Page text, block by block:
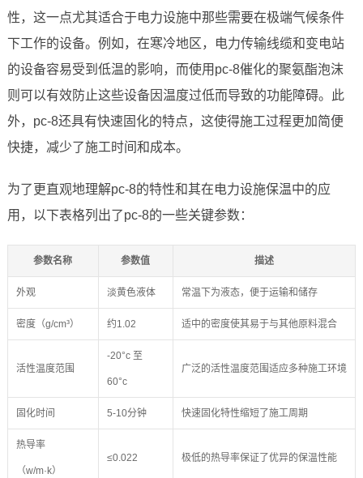
性，这一点尤其适合于电力设施中那些需要在极端气候条件
下工作的设备。例如，在寒冷地区，电力传输线缆和变电站
的设备容易受到低温的影响，而使用pc-8催化的聚氨酯泡沫
则可以有效防止这些设备因温度过低而导致的功能障碍。此
外，pc-8还具有快速固化的特点，这使得施工过程更加简便
快捷，减少了施工时间和成本。
为了更直观地理解pc-8的特性和其在电力设施保温中的应
用，以下表格列出了pc-8的一些关键参数：
参数名称 参数值 描述
外观 淡黄色液体 常温下为液态，便于运输和储存
密度（g/cm³） 约1.02 适中的密度使其易于与其他原料混合
活性温度范围
-20°c 至
60°c
广泛的活性温度范围适应多种施工环境
固化时间 5-10分钟 快速固化特性缩短了施工周期
热导率
（w/m·k）
≤0.022 极低的热导率保证了优异的保温性能